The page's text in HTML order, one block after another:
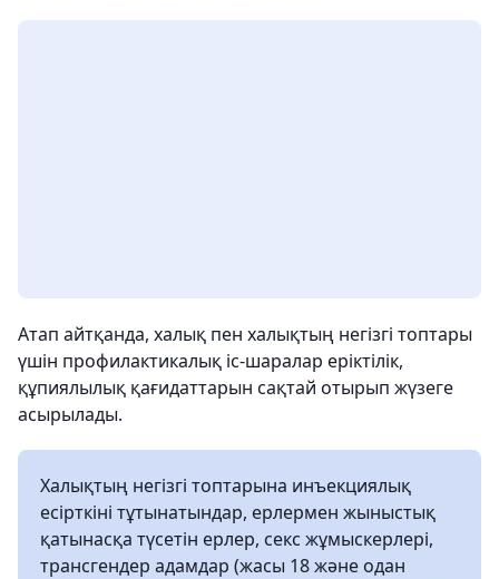
Атап айтқанда, халық пен халықтың негізгі топтары
үшін профилактикалық іс-шаралар еріктілік,
құпиялылық қағидаттарын сақтай отырып жүзеге
асырылады.
Халықтың негізгі топтарына инъекциялық
есірткіні тұтынатындар, ерлермен жыныстық
қатынасқа түсетін ерлер, секс жұмыскерлері,
трансгендер адамдар (жасы 18 және одан